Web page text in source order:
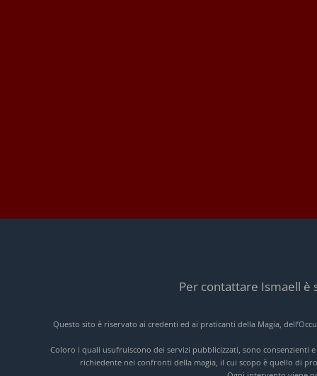
Per contattare Ismaell
Questo sito è riservato ai credenti ed ai praticanti della Magia,
Coloro i quali usufruiscono dei servizi pubblicizzati, sono
richiedente nei confronti della magia, il cui scopo è quello di